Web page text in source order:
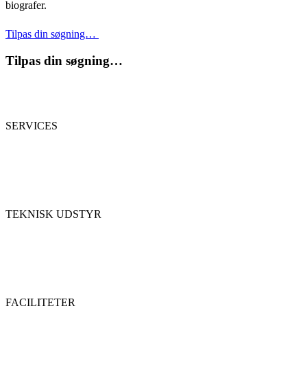
biografer.
Tilpas din søgning…
Tilpas din søgning…
SERVICES
TEKNISK UDSTYR
FACILITETER